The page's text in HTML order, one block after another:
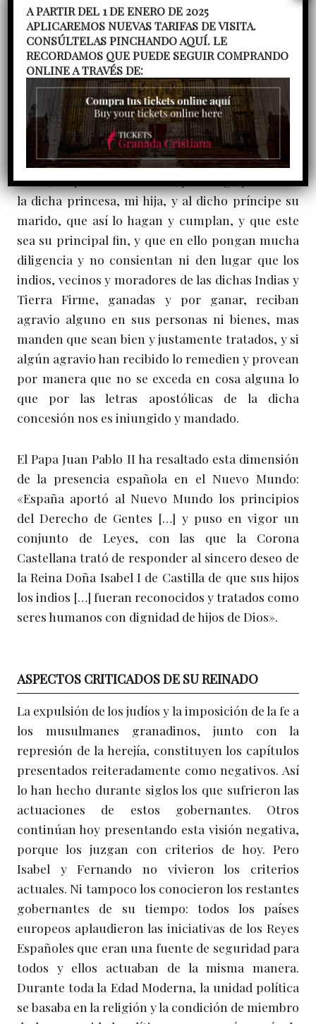
procurar de inducir y traer los pueblos de ellas y
convertirlos a nuestra santa fe católica, y enviar a
las dichas Islas y Tierra Firme prelados y
religiosos y clérigos y otras personas doctas y
temerosas de Dios para instruir los vecinos y
moradores de ellas en la fe católica, y enseñarles a
doctrinar buenas costumbres, y poner en ello la
diligencia debida…, por ende, suplico al rey, mi
señor, muy afectuosamente, y encargo y mando a
la dicha princesa, mi hija, y al dicho príncipe su
marido, que así lo hagan y cumplan, y que este
sea su principal fin, y que en ello pongan mucha
diligencia y no consientan ni den lugar que los
indios, vecinos y moradores de las dichas Indias y
Tierra Firme, ganadas y por ganar, reciban
agravio alguno en sus personas ni bienes, mas
manden que sean bien y justamente tratados, y si
algún agravio han recibido lo remedien y provean
por manera que no se exceda en cosa alguna lo
que por las letras apostólicas de la dicha
concesión nos es iniungido y mandado.
El Papa Juan Pablo II ha resaltado esta dimensión
de la presencia española en el Nuevo Mundo:
«España aportó al Nuevo Mundo los principios
del Derecho de Gentes […] y puso en vigor un
conjunto de Leyes, con las que la Corona
Castellana trató de responder al sincero deseo de
la Reina Doña Isabel I de Castilla de que sus hijos
los indios […] fueran reconocidos y tratados como
seres humanos con dignidad de hijos de Dios».
ASPECTOS CRITICADOS DE SU REINADO
La expulsión de los judíos y la imposición de la fe a
los musulmanes granadinos, junto con la
represión de la herejía, constituyen los capítulos
presentados reiteradamente como negativos. Así
lo han hecho durante siglos los que sufrieron las
actuaciones de estos gobernantes. Otros
continúan hoy presentando esta visión negativa,
porque los juzgan con criterios de hoy. Pero
Isabel y Fernando no vivieron los criterios
actuales. Ni tampoco los conocieron los restantes
gobernantes de su tiempo: todos los países
europeos aplaudieron las iniciativas de los Reyes
Españoles que eran una fuente de seguridad para
todos y ellos actuaban de la misma manera.
Durante toda la Edad Moderna, la unidad política
se basaba en la religión y la condición de miembro
A PARTIR DEL 1 DE ENERO DE 2025
APLICAREMOS NUEVAS TARIFAS DE VISITA.
CONSÚLTELAS PINCHANDO AQUÍ. LE
RECORDAMOS QUE PUEDE SEGUIR COMPRANDO
ONLINE A TRAVÉS DE: